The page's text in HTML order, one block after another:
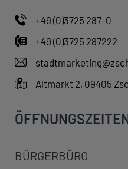
+49 (0)3725 287-0
+49 (0)3725 287222
Altmarkt 2, 09405
BÜRGERBÜRO